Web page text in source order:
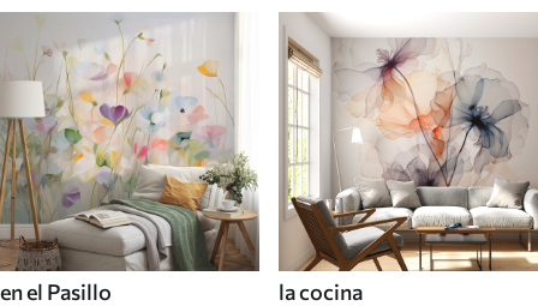
en el Pasillo la cocina